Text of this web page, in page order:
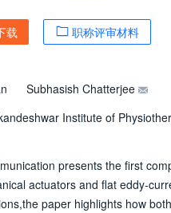
载 职称评审材料
Subhasish Chatterjee
Institute of
presents the first
actuators and flat eddy-
paper highlights how